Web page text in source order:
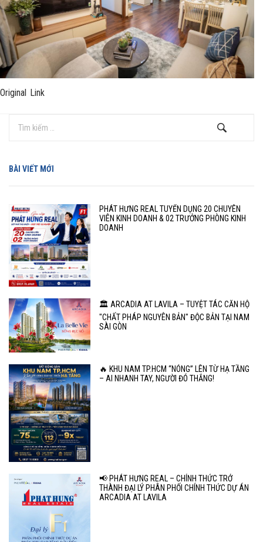
Original Link
BÀI VIẾT MỚI
PHÁT HƯNG REAL TUYỂN DỤNG 20 CHUYÊN
VIÊN KINH DOANH & 02 TRƯỞNG PHÒNG KINH
DOANH
🏛️ ARCADIA AT LAVILA – TUYỆT TÁC CĂN HỘ
"CHẤT PHÁP NGUYÊN BẢN" ĐỘC BẢN TẠI NAM
SÀI GÒN
🔥 KHU NAM TP.HCM “NÓNG” LÊN TỪ HẠ TẦNG
– AI NHANH TAY, NGƯỜI ĐÓ THẮNG!
📢 PHÁT HƯNG REAL – CHÍNH THỨC TRỞ
THÀNH ĐẠI LÝ PHÂN PHỐI CHÍNH THỨC DỰ ÁN
ARCADIA AT LAVILA